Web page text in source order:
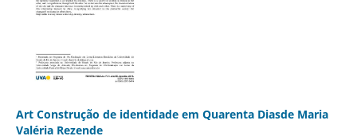
Art Construção de identidade em Quarenta Diasde Maria
Valéria Rezende